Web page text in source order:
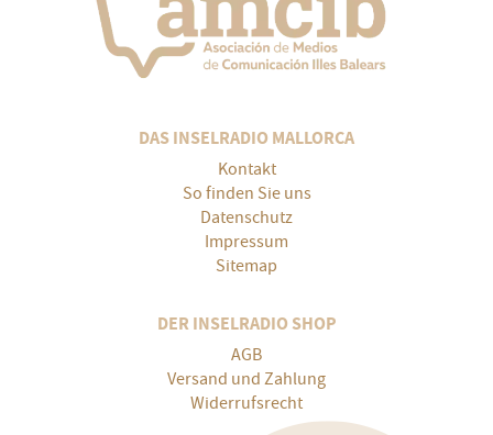
DAS INSELRADIO MALLORCA
Kontakt
So finden Sie uns
Datenschutz
Impressum
Sitemap
DER INSELRADIO SHOP
AGB
Versand und Zahlung
Widerrufsrecht